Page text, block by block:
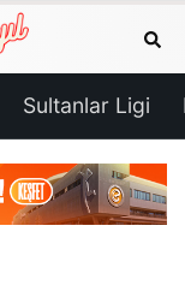
Sultanlar Ligi